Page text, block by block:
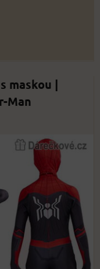
maskou |
Man